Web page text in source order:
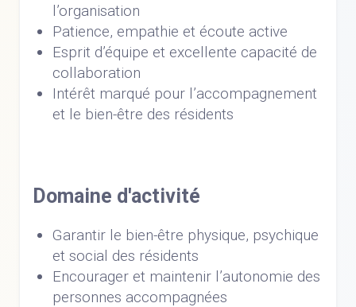
l’organisation
Patience, empathie et écoute active
Esprit d’équipe et excellente capacité de
collaboration
Intérêt marqué pour l’accompagnement
et le bien-être des résidents
Domaine d'activité
Garantir le bien-être physique, psychique
et social des résidents
Encourager et maintenir l’autonomie des
personnes accompagnées